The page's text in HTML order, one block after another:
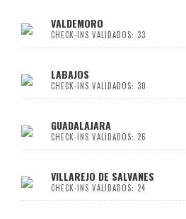
VALDEMORO
CHECK-INS VALIDADOS: 33
LABAJOS
CHECK-INS VALIDADOS: 30
GUADALAJARA
CHECK-INS VALIDADOS: 26
VILLAREJO DE SALVANES
CHECK-INS VALIDADOS: 24